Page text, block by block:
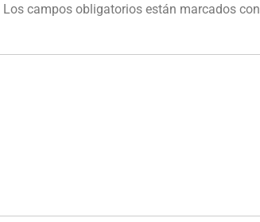
Los campos obligatorios están marcados con